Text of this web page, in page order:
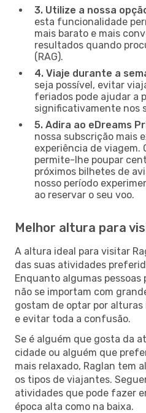
3. Utilize a nossa
esta funcionalidade
mais barato e mais
resultados quando
(RAG).
4. Viaje durante a
seja possível, evitar
feriados pode ajudar a
significativamente nos
5. Adira ao eDreams
nossa subscrição mais
experiência de viagem.
permite-lhe poupar
próximos bilhetes de
nosso período
ao reservar o seu voo.
Melhor altura para
A altura ideal para visitar
das suas atividades
Enquanto algumas
não se importam com
gostam de optar por
e evitar toda a confusão.
Se é alguém que gosta da
cidade ou alguém que
mais relaxado, Raglan tem
os tipos de viajantes.
atividades que pode fazer
época alta como na baixa.